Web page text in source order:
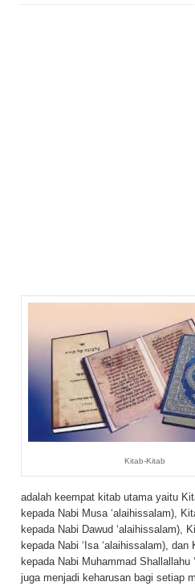
Kitab-Kitab
adalah keempat kitab utama yaitu
kepada Nabi Musa ‘alaihissalam),
kepada Nabi Dawud ‘alaihissalam),
kepada Nabi ‘Isa ‘alaihissalam),
kepada Nabi Muhammad Shallallahu
juga menjadi keharusan bagi setiap